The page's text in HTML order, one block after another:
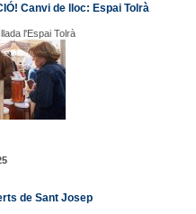
Canvi de lloc: Espai Tolrà
l'Espai Tolrà
de Sant Josep